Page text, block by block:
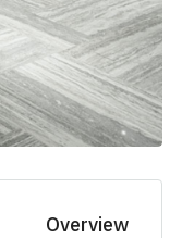
Overview